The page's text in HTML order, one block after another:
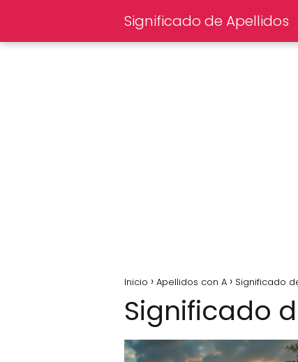
Significado de Apellidos
Inicio Apellidos con A Significado
Significado